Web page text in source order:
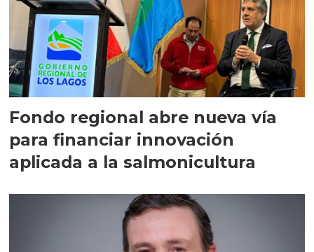
Fondo regional abre nueva vía
para financiar innovación
aplicada a la salmonicultura